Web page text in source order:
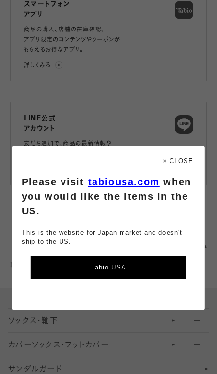
スマートフォン
アプリ
商品の購入、店舗の在庫確認、
アプリ限定のコンテンツやクーポンが
もらえるお得なアプリ。
詳しくみる
LINE公式
アカウント
友だち追加で、 商品の最新情報や
靴下のTabio公式通販サイト コーディネート
ソックス・靴下
五本指ソックス・靴下
足袋ソックス・靴下
カバーソックス・フットカバー
フットカバー・カバーソックス（深め）
サンダルガード
× CLOSE
Please visit tabiousa.com when
you would like the items in the
US.
This is the website for Japan market and doesn't
ship to the US.
Tabio USA